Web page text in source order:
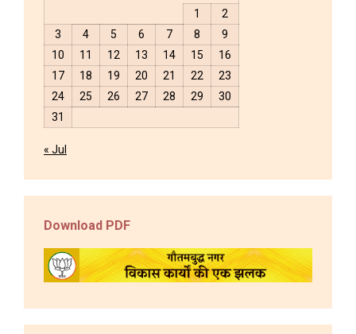
1
2
3
4 5 6 7 8
9
10
11 12 13 14 15
16
17
18 19 20 21 22
23
24
25 26 27 28 29
30
31
« Jul
Download PDF